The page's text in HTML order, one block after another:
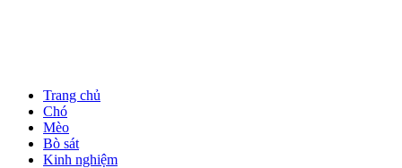
Trang chủ
Chó
Mèo
Bò sát
Kinh nghiệm